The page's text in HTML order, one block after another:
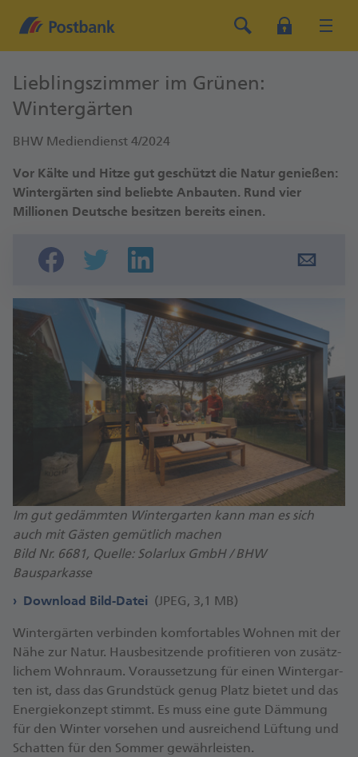
Lieblingszimmer im Grünen:
Wintergärten
BHW Mediendienst 4/2024
Vor Kälte und Hitze gut geschützt die Natur genießen:
Wintergärten sind beliebte Anbauten. Rund vier
Millionen Deutsche besitzen bereits einen.
Im gut gedämmten Wintergarten kann man es sich
auch mit Gästen gemütlich machen
Bild Nr. 6681, Quelle: Solarlux GmbH / BHW
Bausparkasse
Download Bild-Datei (JPEG, 3,1 MB)
Win­ter­gär­ten ver­bin­den kom­for­ta­bles Woh­nen mit der
Nä­he zur Na­tur. Haus­be­sit­zen­de pro­fi­tie­ren von zu­sätz­
li­chem Wohn­raum. Vor­aus­set­zung für ei­nen Win­ter­gar­
ten ist, dass das Grund­stück ge­nug Platz bie­tet und das
En­er­gie­kon­zept stimmt. Es muss ei­ne gu­te Däm­mung
für den Win­ter vor­se­hen und aus­rei­chend Lüf­tung und
Schat­ten für den Som­mer ge­währ­leis­ten.